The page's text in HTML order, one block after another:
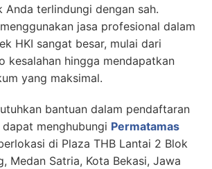
Anda terlindungi dengan sah.
jasa profesional dalam
HKI sangat besar, mulai dari
kesalahan hingga mendapatkan
yang maksimal.
bantuan dalam pendaftaran
menghubungi Permatamas
di Plaza THB Lantai 2 Blok
Medan Satria, Kota Bekasi, Jawa